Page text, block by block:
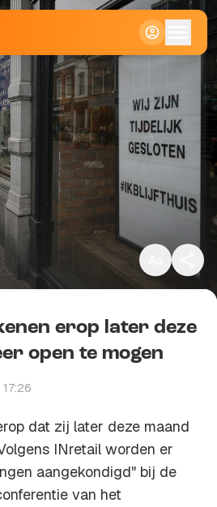
Klein
Standaard
Kopieer link
erop later deze
open te mogen
dat zij later deze maand
INretail worden er
aangekondigd" bij de
van het